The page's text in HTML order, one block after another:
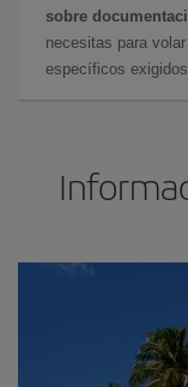
sobre
necesitas para
específicos